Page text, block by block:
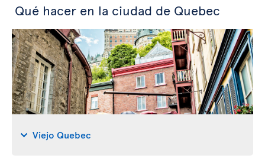
Qué hacer en la ciudad de Quebec
Viejo Quebec